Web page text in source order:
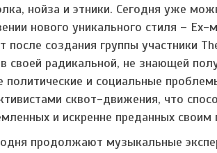
нойза и этники. Сегодня уже
нового уникального стиля – Ex-
после создания группы участники
своей радикальной, не знающей
политические и социальные
сквот-движения, что
и искренне преданных своим
продолжают музыкальные